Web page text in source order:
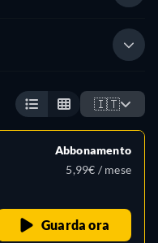
🇮🇹
Abbonamento
5,99€ / mese
Guarda ora